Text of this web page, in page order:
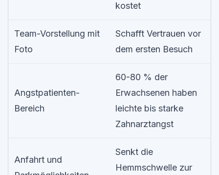
kostet
Team-Vorstellung mit
Foto
Schafft Vertrauen vor
dem ersten Besuch
Angstpatienten-
Bereich
60-80 % der
Erwachsenen haben
leichte bis starke
Zahnarztangst
Anfahrt und
Senkt die
Hemmschwelle zur